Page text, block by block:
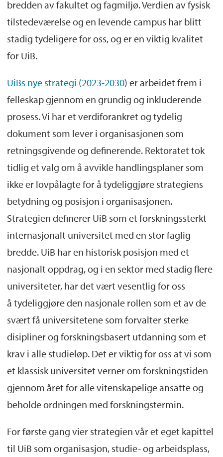
bredden av fakultet og fagmiljø. Verdien av fysisk
tilstedeværelse og en levende campus har blitt
stadig tydeligere for oss, og er en viktig kvalitet
for UiB.
UiBs nye strategi (2023-2030) er arbeidet frem i
felleskap gjennom en grundig og inkluderende
prosess. Vi har et verdiforankret og tydelig
dokument som lever i organisasjonen som
retningsgivende og definerende. Rektoratet tok
tidlig et valg om å avvikle handlingsplaner som
ikke er lovpålagte for å tydeliggjøre strategiens
betydning og posisjon i organisasjonen.
Strategien definerer UiB som et forskningssterkt
internasjonalt universitet med en stor faglig
bredde. UiB har en historisk posisjon med et
nasjonalt oppdrag, og i en sektor med stadig flere
universiteter, har det vært vesentlig for oss
å tydeliggjøre den nasjonale rollen som et av de
svært få universitetene som forvalter sterke
disipliner og forskningsbasert utdanning som et
krav i alle studieløp. Det er viktig for oss at vi som
et klassisk universitet verner om forskningstiden
gjennom året for alle vitenskapelige ansatte og
beholde ordningen med forskningstermin.
For første gang vier strategien vår et eget kapittel
til UiB som organisasjon, studie- og arbeidsplass,